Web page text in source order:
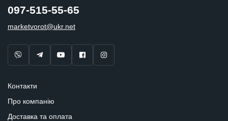
097-515-55-65
marketvorot@ukr.net
Контакти
Про компанію
Доставка та оплата